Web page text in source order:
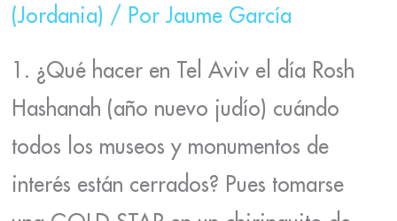
(Jordania) / Por Jaume García
1. ¿Qué hacer en Tel Aviv el día Rosh
Hashanah (año nuevo judío) cuándo
todos los museos y monumentos de
interés están cerrados? Pues tomarse